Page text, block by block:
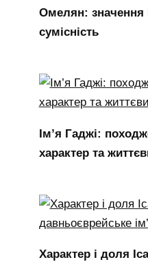
Омелян: значення
сумісність
Ім’я Гаджі:
характер та
Характер і доля